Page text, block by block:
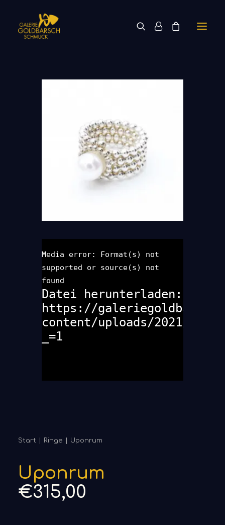
Start Ringe Uponrum
Uponrum
€315,00
Media error: Format(s) not
supported or source(s) not
found
Datei herunterladen:
https://
content/uploads/2021/03/
_=1